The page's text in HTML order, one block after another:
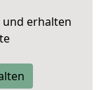
und erhalten